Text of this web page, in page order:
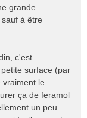
grande
à être
c'est
surface (par
vraiment le
ça de feramol
un peu